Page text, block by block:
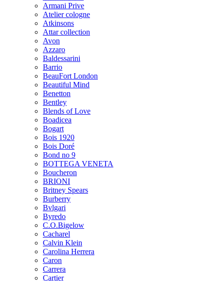
Armani Prive
Atelier cologne
Atkinsons
Attar collection
Avon
Azzaro
Baldessarini
Barrio
BeauFort London
Beautiful Mind
Benetton
Bentley
Blends of Love
Boadicea
Bogart
Bois 1920
Bois Doré
Bond no 9
BOTTEGA VENETA
Boucheron
BRIONI
Britney Spears
Burberry
Bvlgari
Byredo
C.O.Bigelow
Cacharel
Calvin Klein
Carolina Herrera
Caron
Carrera
Cartier